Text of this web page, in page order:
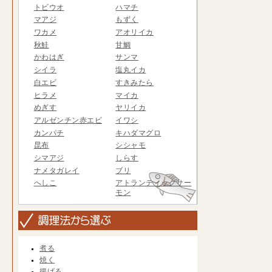
トビウオ
ハマチ
マアジ
もずく
ワカメ
アオリイカ
秋鮭
甘鯛
かわはぎ
サンマ
シイラ
塩丸イカ
白エビ
すきみたら
ヒラメ
マイカ
めぎす
ヤリイカ
アルゼンチン赤エビ
イワシ
カンパチ
キハダマグロ
昆布
シシャモ
シマアジ
しらす
ナメタガレイ
ブリ
へしこ
アトランティックサー
モン
煮る
焼く